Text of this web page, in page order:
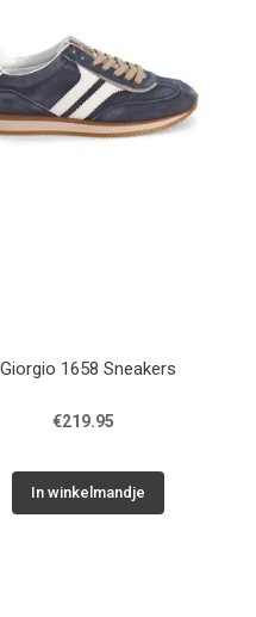
Giorgio 1658 Sneakers
€219.95
In winkelmandje